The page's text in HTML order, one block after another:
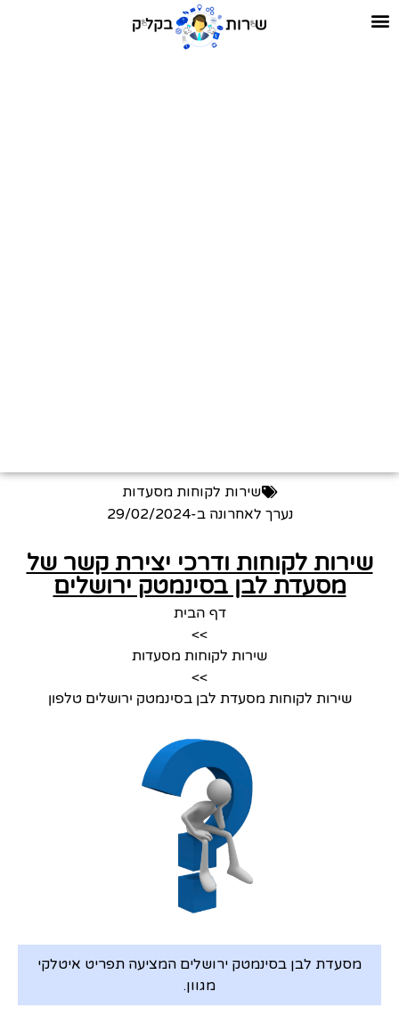
שירות לקוחות מסעדות
נערך לאחרונה ב-29/02/2024
שירות לקוחות ודרכי יצירת קשר של
מסעדת לבן בסינמטק ירושלים
דף הבית
>>
שירות לקוחות מסעדות
>>
שירות לקוחות מסעדת לבן בסינמטק ירושלים טלפון
מסעדת לבן בסינמטק ירושלים המציעה תפריט איטלקי
מגוון.